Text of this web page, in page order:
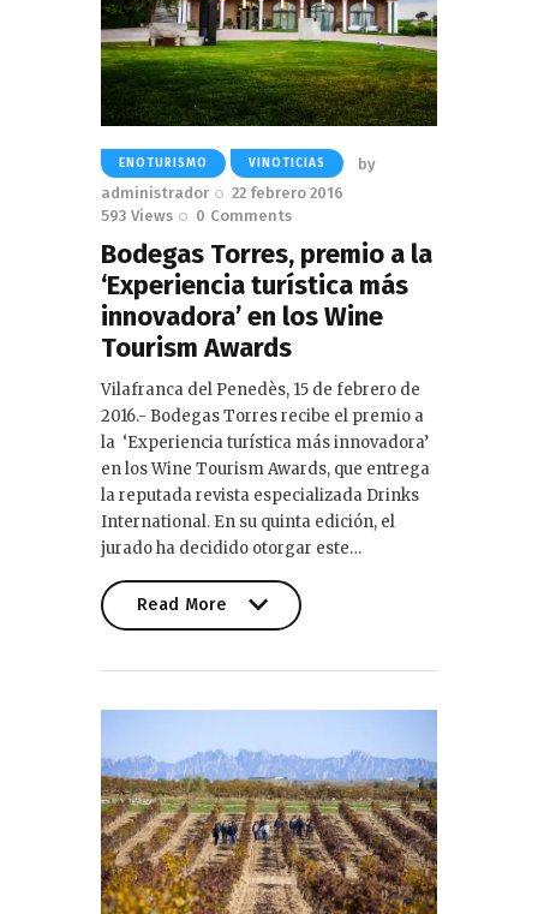
ENOTURISMO VINOTICIAS
by
administrador
22 febrero 2016
593 Views 0 Comments
Bodegas Torres, premio a la
‘Experiencia turística más
innovadora’ en los Wine
Tourism Awards
Vilafranca del Penedès, 15 de febrero de
2016.- Bodegas Torres recibe el premio a
la ‘Experiencia turística más innovadora’
en los Wine Tourism Awards, que entrega
la reputada revista especializada Drinks
International. En su quinta edición, el
jurado ha decidido otorgar este…
Read More